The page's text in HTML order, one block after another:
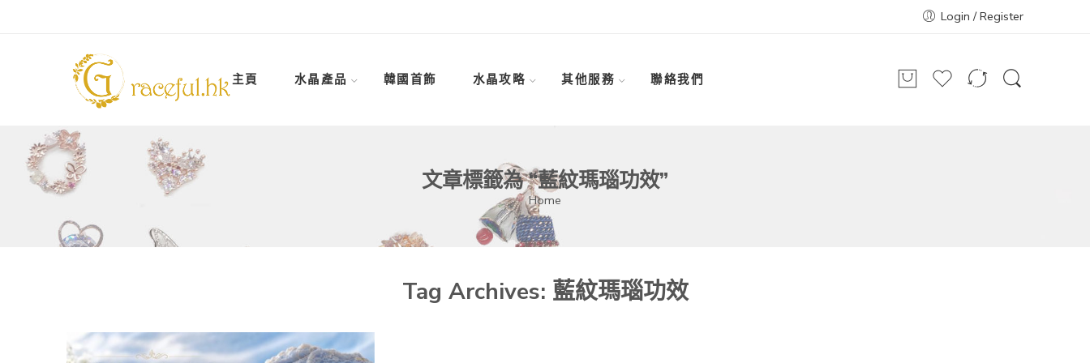
Login / Register
主頁 水晶產品 韓國首飾 水晶攻略 其他服務 聯絡我們
文章標籤為 “藍紋瑪瑙功效”
Home
Tag Archives: 藍紋瑪瑙功效